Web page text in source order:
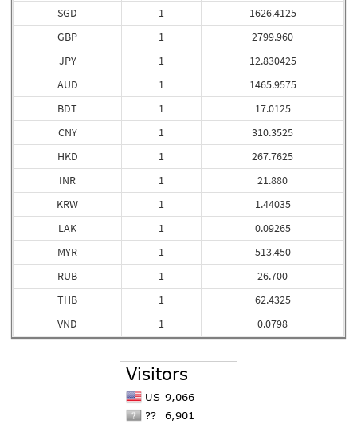
SGD
GBP
JPY
AUD
BDT
CNY
HKD
INR
KRW
LAK
MYR
RUB
THB
VND
1
1
1
1
1
1
1
1
1
1
1
1
1
1
1626.4125
2799.960
12.830425
1465.9575
17.0125
310.3525
267.7625
21.880
1.44035
0.09265
513.450
26.700
62.4325
0.0798